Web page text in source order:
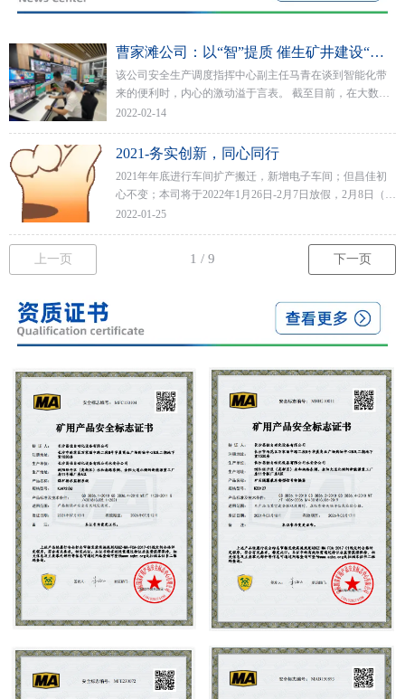
曹家滩公司：以“智”提质 催生矿井建设“新担当
该公司安全生产调度指挥中心副主任马青在谈到智能化带
来的便利时，内心的激动溢于言表。 截至目前，在大数据
的推动下，该公司矿井各排水点均已实现了水泵自动启停
2022-02-14
2021-务实创新，同心同行
2021年年底进行车间扩产搬迁，新增电子车间；但昌佳初
心不变；本司将于2022年1月26日-2月7日放假，2月8日（初
八）正式恢复生产新一年的钟声即将敲响，在此祝福大家
2022-01-25
上一页 下一页